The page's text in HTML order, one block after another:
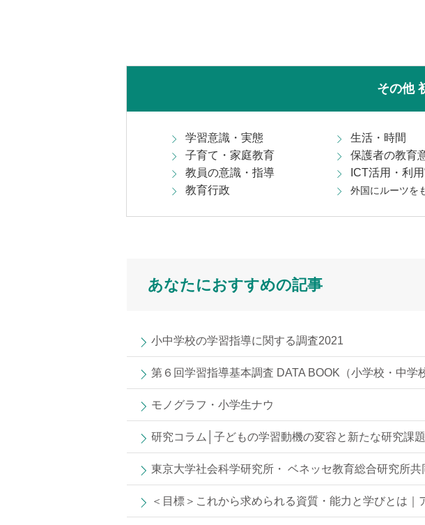
その他
学習意識・実態 生活・時間
子育て・家庭教育
保護者の教育
教員の意識・指導
ICT活用・利
教育行政
外国にルーツを
あなたにおすすめの記事
小中学校の学習指導に関する調査2021
第６回学習指導基本調査 DATA BOOK（小学校・中学
モノグラフ・小学生ナウ
研究コラム│子どもの学習動機の変容と新たな研究課題
東京大学社会科学研究所・ ベネッセ教育総合研究所
＜目標＞これから求められる資質・能力と学びとは